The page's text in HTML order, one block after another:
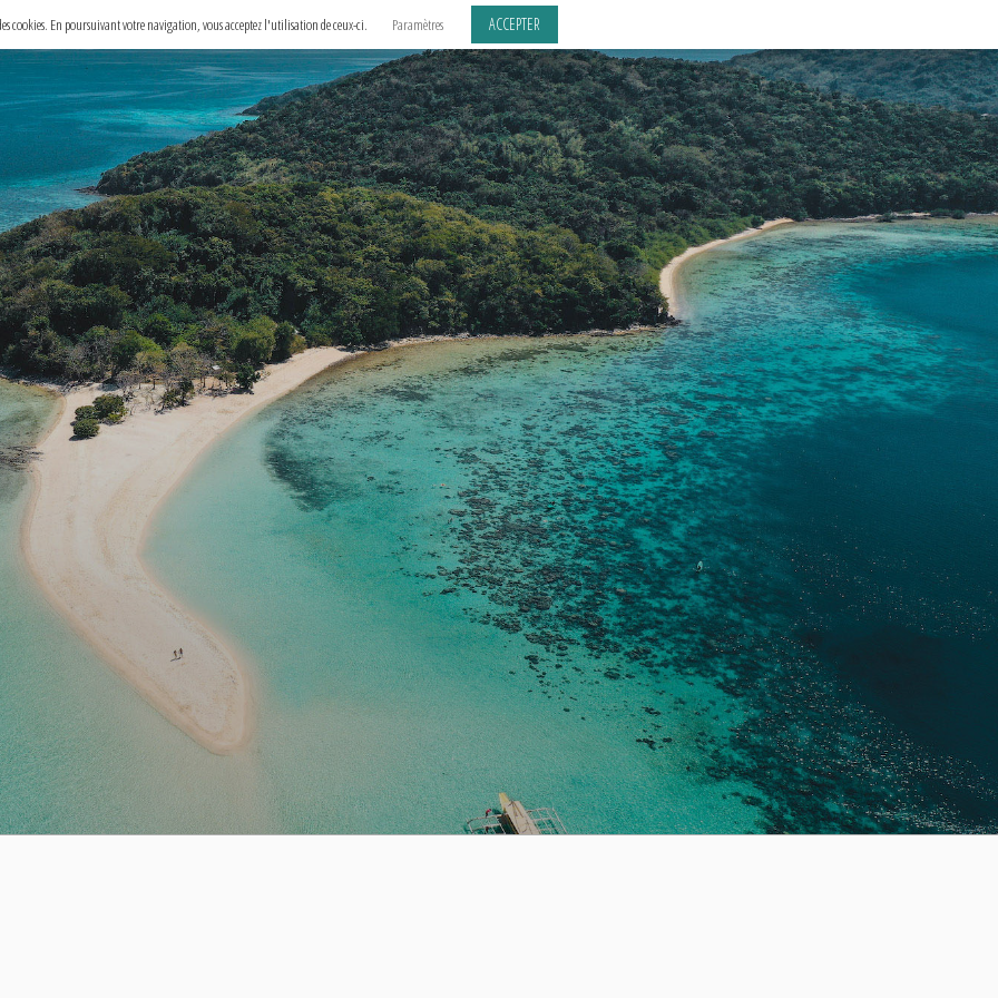
cookies. En poursuivant votre navigation, vous acceptez l'utilisation de ceux-ci. Paramètres ACCEPTER